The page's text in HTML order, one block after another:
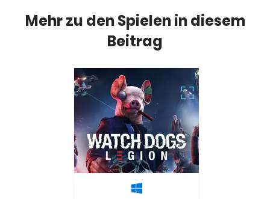
Mehr zu den Spielen in diesem
Beitrag